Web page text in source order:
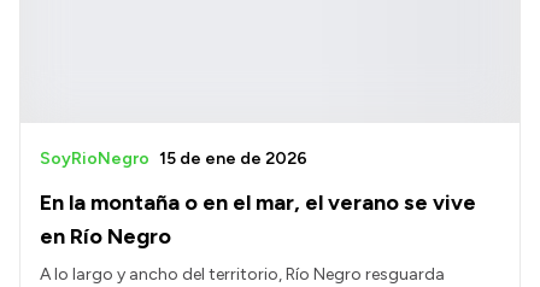
En la montaña o en el mar, el verano se vive
en Río Negro
SoyRioNegro 15 de ene de 2026
A lo largo y ancho del territorio, Río Negro resguarda